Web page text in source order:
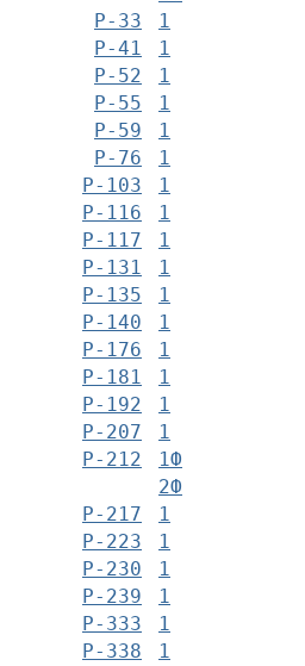
Р-33
1
Р-41
1
Р-52
1
Р-55
1
Р-59
1
Р-76
1
Р-103
1
Р-116
1
Р-117
1
Р-131
1
Р-135
1
Р-140
1
Р-176
1
Р-181
1
Р-192
1
Р-207
1
Р-212
1Ф
2Ф
Р-217
1
Р-223
1
Р-230
1
Р-239
1
Р-333
1
Р-338
1